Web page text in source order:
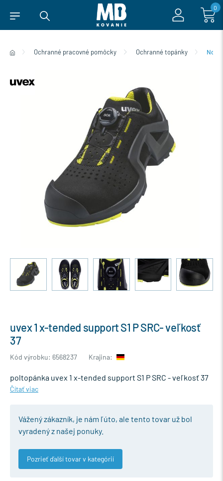
0
Ochranné pracovné pomôcky Ochranné topánky
uvex 1 x-tended support S1 P SRC- veľkosť
37
Kód výrobku: 6568237 Krajina:
poltopánka uvex 1 x-tended support S1 P SRC - veľkosť 37
Čítať viac
Vážený zákazník, je nám ľúto, ale tento tovar už bol
vyradený z našej ponuky.
Pozrieť ďalší tovar v kategórií